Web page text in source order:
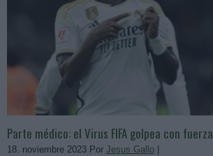
Parte médico: el Virus FIFA golpea con fuerza
18. noviembre 2023 Por Jesus Gallo